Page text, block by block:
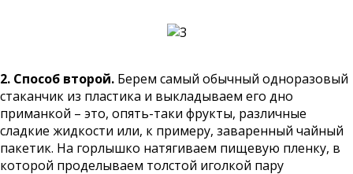
2. Способ второй. Берем самый обычный одноразовый
стаканчик из пластика и выкладываем его дно
приманкой – это, опять-таки фрукты, различные
сладкие жидкости или, к примеру, заваренный чайный
пакетик. На горлышко натягиваем пищевую пленку, в
которой проделываем толстой иголкой пару